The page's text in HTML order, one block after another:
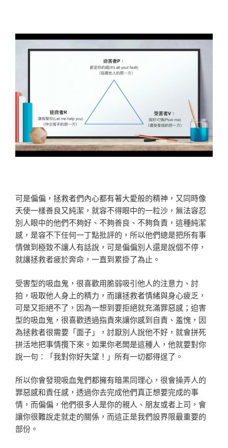
可是偏偏，拯救者們內心都有著大愛般的精神，又同時像
天使一樣善良又純潔，就容不得眼中的一粒沙，無法容忍
別人眼中的他們不夠好、不夠善良、不夠負責，這種純潔
感，是容不下任何一丁點批評的，所以他們總是把所有事
情做到極致不讓人有話說，可是偏偏別人還是說個不停，
就讓拯救者疲於奔命，一直到累掛了為止。
受害型的吸血鬼，很喜歡用脆弱吸引他人的注意力、討
拍，吸取他人身上的精力，而讓拯救者情緒與身心疲乏，
可是又拒絕不了，因為一想到要拒絕就充滿罪惡感；迫害
型的吸血鬼，很喜歡透過指責來讓你感到自責、羞愧，因
為拯救者很需要「面子」，討厭別人說他不好，就會拼死
拼活地把事情攬下來。如果你老闆是這種人，他就要對你
說一句：「我對你好失望！」所有一切都得逞了。
所以你會發現吸血鬼們都擁有暗黑同理心，很會操弄人的
罪惡感和責任感，透過你去完成他們真正想要完成的事
情，而偏偏，他們很多人是你的親人、朋友或者上司，會
讓你很難說走就走的關係，而這正是我們設界限最重要的
部份。